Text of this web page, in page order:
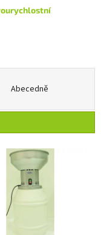
Abecedně